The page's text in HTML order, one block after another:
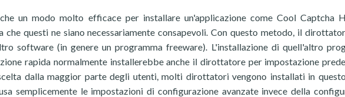
un modo molto efficace per installare un'applicazione come Cool Captcha
che questi ne siano necessariamente consapevoli. Con questo metodo, il
software (in genere un programma freeware). L'installazione di quell'altro
rapida normalmente installerebbe anche il dirottatore per impostazione
dalla maggior parte degli utenti, molti dirottatori vengono installati in
semplicemente le impostazioni di configurazione avanzate invece della